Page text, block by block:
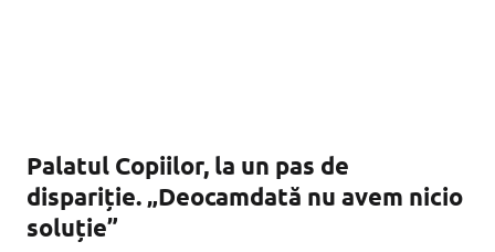
Palatul Copiilor, la un pas de
dispariție. „Deocamdată nu avem nicio
soluție”